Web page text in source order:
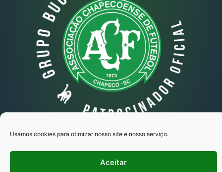
Usamos cookies para otimizar nosso site e nosso serviço.
Aceitar
Copyright 2025 - Desenvolvido por Ipse